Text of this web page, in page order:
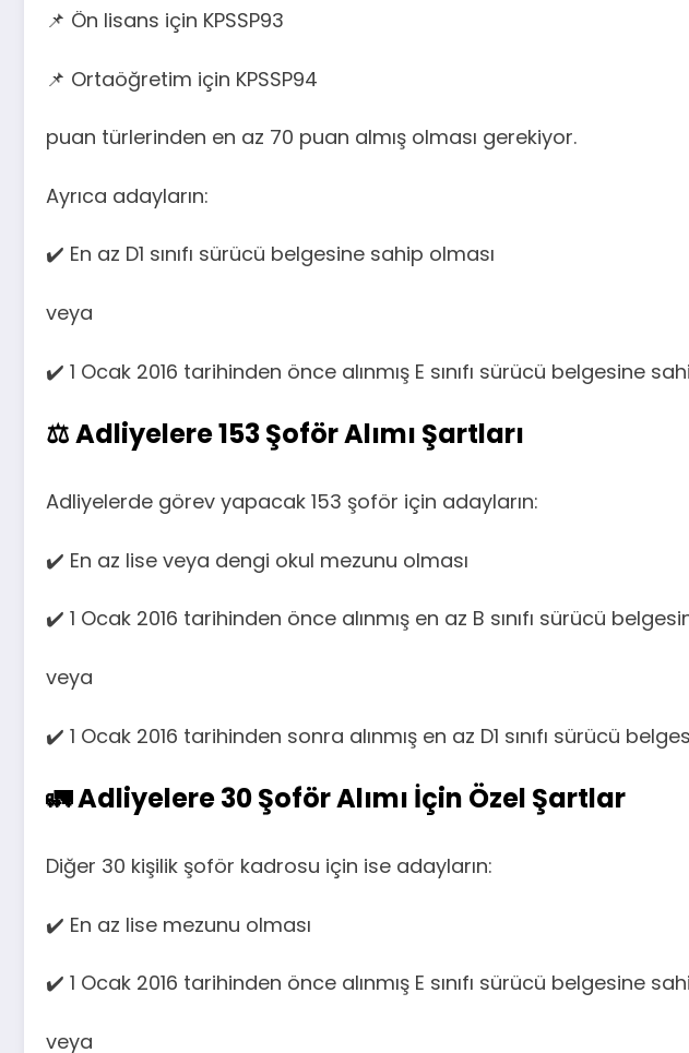
📌 Ön lisans için KPSSP93
📌 Ortaöğretim için KPSSP94
puan türlerinden en az 70 puan almış olması gerekiyor.
Ayrıca adayların:
✔️ En az D1 sınıfı sürücü belgesine sahip olması
veya
✔️ 1 Ocak 2016 tarihinden önce alınmış E sınıfı sürücü belgesine
⚖️ Adliyelere 153 Şoför Alımı Şartları
Adliyelerde görev yapacak 153 şoför için adayların:
✔️ En az lise veya dengi okul mezunu olması
✔️ 1 Ocak 2016 tarihinden önce alınmış en az B sınıfı sürücü
veya
✔️ 1 Ocak 2016 tarihinden sonra alınmış en az D1 sınıfı sürücü
🚛 Adliyelere 30 Şoför Alımı İçin Özel Şartlar
Diğer 30 kişilik şoför kadrosu için ise adayların:
✔️ En az lise mezunu olması
✔️ 1 Ocak 2016 tarihinden önce alınmış E sınıfı sürücü belgesine
veya